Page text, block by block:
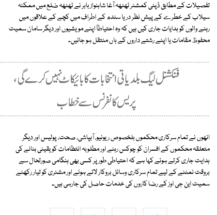
تفصیلات کے مطابق ڈپٹی کمشنر ٹھٹھہ آغا شاہنواز بابر نے ٹھٹھہ ضلع میں ممکنہ
سیلاب کے خطرے کے پیش نظر دریا سندھ کے اطراف میں کچے کے علاقوں میں
رہنے والوں کو ہدایات جاری کیں ہیں کہ وہ احتیاطاً اپنے مویشیوں اور دیگر سامان سمیت
محفوظ مقامات یا اپنے رشتے داروں کے ہاں منتقل ہو جائیں۔
انھوں نے تمام سرکاری محکموں بلخصوص ریونیو، آبپاشی، صحت، پولیس اور دیگر
متعلقہ محکموں کے افسران کو چوکس رہنے اور مطلوبہ انتظامات کو یقینی بنانے کی
ہدایت جاری کرتے ہوئے کہا ہے کہ احتیاطی طور پر کسی بھی ہنگامی صورتحال سے
بروقت نمٹنے کے لیے تمام سرکاری وسائل بروکار لاتے ہوئے اور مشنری کو تیار رکھنے
سمیت این جی اوز کے رضا کاروں کی خدمات حاصل کی جارہی ہیں۔